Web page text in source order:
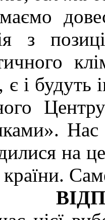
з
є і будуть
Нас
на
країни.